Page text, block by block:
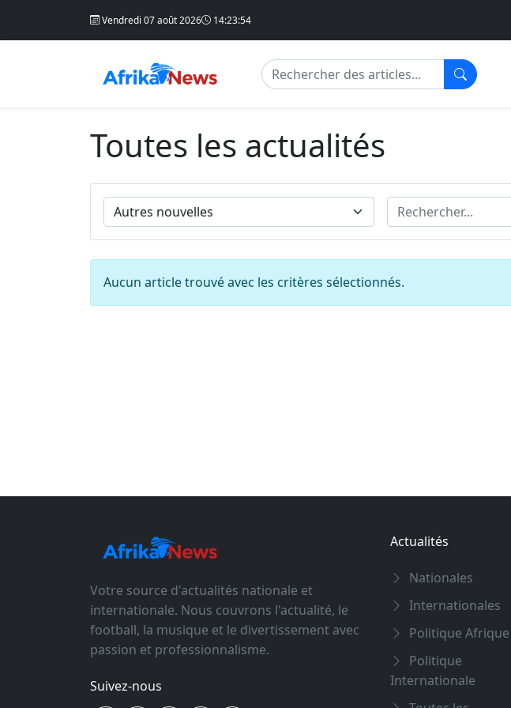
Vendredi 07 août 2026 14:23:54
Toutes les actualités
Aucun article trouvé avec les critères sélectionnés.
Votre source d'actualités nationale et
internationale. Nous couvrons l'actualité, le
football, la musique et le divertissement avec
passion et professionnalisme.
Suivez-nous
Actualités
Nationales
Internationales
Politique Afrique
Politique
Internationale